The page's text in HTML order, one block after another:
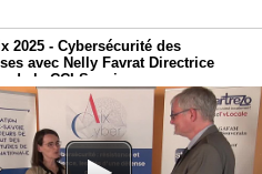
2025 - Cybersécurité des
avec Nelly Favrat Directrice
de la CCI Savoie